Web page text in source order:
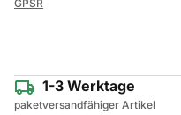
GPSR
1-3 Werktage
paketversandfähiger Artikel